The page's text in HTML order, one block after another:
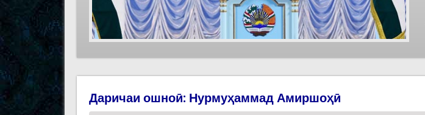
Даричаи ошноӣ: Нурмуҳаммад Амиршоҳӣ